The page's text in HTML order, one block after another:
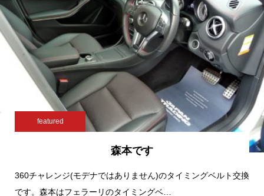
featured
森本です
360チャレンジ(モデナではありません)のタイミングベルト交換
です。森本はフェラーリのタイミングベ…